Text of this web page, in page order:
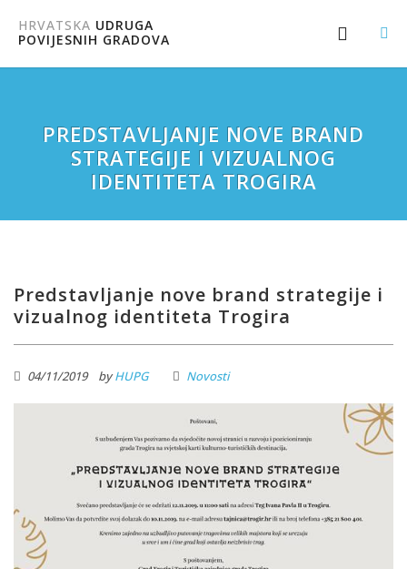
HRVATSKA UDRUGA
POVIJESNIH GRADOVA
PREDSTAVLJANJE NOVE BRAND
STRATEGIJE I VIZUALNOG
IDENTITETA TROGIRA
Predstavljanje nove brand strategije i
vizualnog identiteta Trogira
04/11/2019 byHUPG Novosti